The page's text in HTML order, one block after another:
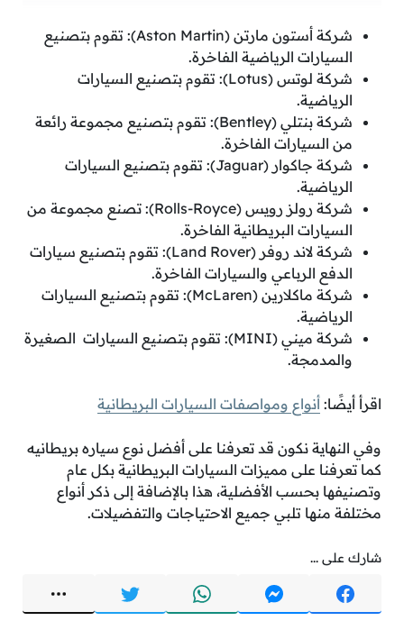
شركة أستون مارتن (Aston Martin): تقوم بتصنيع
السيارات الرياضية الفاخرة.
شركة لوتس (Lotus): تقوم بتصنيع السيارات
الرياضية.
شركة بنتلي (Bentley): تقوم بتصنيع مجموعة رائعة
من السيارات الفاخرة.
شركة جاكوار (Jaguar): تقوم بتصنيع السيارات
الرياضية.
شركة رولز رويس (Rolls-Royce): تصنع مجموعة من
السيارات البريطانية الفاخرة.
شركة لاند روفر (Land Rover): تقوم بتصنيع سيارات
الدفع الرباعي والسيارات الفاخرة.
شركة ماكلارين (McLaren): تقوم بتصنيع السيارات
الرياضية.
شركة ميني (MINI): تقوم بتصنيع السيارات الصغيرة
والمدمجة.
اقرأ أيضًا: أنواع ومواصفات السيارات البريطانية
وفي النهاية نكون قد تعرفنا على أفضل نوع سياره بريطانيه
كما تعرفنا على مميزات السيارات البريطانية بكل عام
وتصنيفها بحسب الأفضلية، هذا بالإضافة إلى ذكر أنواع
مختلفة منها تلبي جميع الاحتياجات والتفضيلات.
شارك على ...